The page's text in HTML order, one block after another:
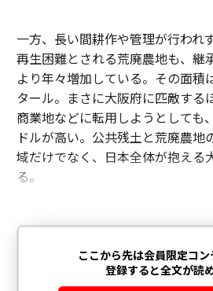
一方、長い間耕作や管理が行われ
再生困難とされる荒廃農地も、継
より年々増加している。その面積
タール。まさに大阪府に匹敵する
商業地などに転用しようとしても
ドルが高い。公共残土と荒廃農地
域だけでなく、日本全体が抱える
る。